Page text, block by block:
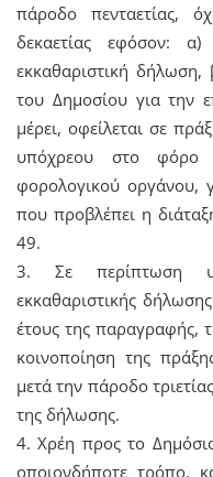
πάροδο πενταετίας,
δεκαετίας εφόσον:
εκκαθαριστική
του Δημοσίου για την
μέρει, οφείλεται σε
υπόχρεου στο φόρο
φορολογικού οργάνου,
που προβλέπει η
49.
3. Σε περίπτωση
εκκαθαριστικής
έτους της παραγραφής,
κοινοποίηση της
μετά την πάροδο
της δήλωσης.
4. Χρέη προς το
οποιονδήποτε τρόπο,